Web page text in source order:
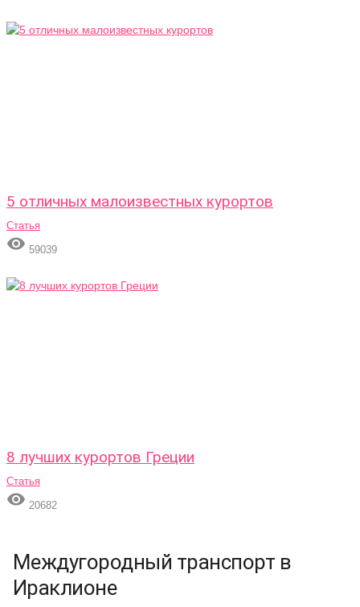
5 отличных малоизвестных курортов
Статья
 59039
8 лучших курортов Греции
Статья
 20682
Междугородный транспорт в
Ираклионе